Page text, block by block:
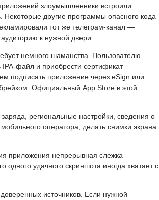
злоумышленники встроили
Некоторые другие программы опасного кода
тот же телеграм-канал —
к нужной двери.
немного шаманства. Пользователю
IPA-файл и приобрести сертификат
подписать приложение через eSign или
Официальный App Store в этой
региональные настройки, сведения о
оператора, делать снимки экрана
приложения непрерывная слежка
удачного скриншота иногда хватает с
источников. Если нужной